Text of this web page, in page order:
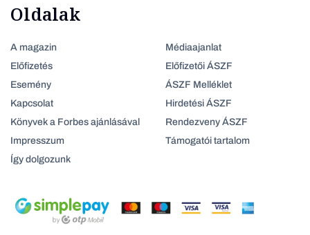
Oldalak
A magazin
Előfizetés
Esemény
Kapcsolat
Könyvek a Forbes ajánlásával
Impresszum
Így dolgozunk
Médiaajanlat
Előfizetői ÁSZF
ÁSZF Melléklet
Hirdetési ÁSZF
Rendezveny ÁSZF
Támogatói tartalom